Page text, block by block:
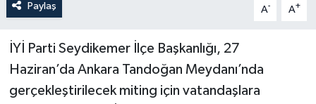
Paylaş A- A+
İYİ Parti Seydikemer İlçe Başkanlığı, 27
Haziran’da Ankara Tandoğan Meydanı’nda
gerçekleştirilecek miting için vatandaşlara